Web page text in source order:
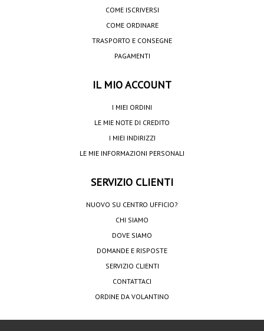
COME ISCRIVERSI
COME ORDINARE
TRASPORTO E CONSEGNE
PAGAMENTI
IL MIO ACCOUNT
I MIEI ORDINI
LE MIE NOTE DI CREDITO
I MIEI INDIRIZZI
LE MIE INFORMAZIONI PERSONALI
SERVIZIO CLIENTI
NUOVO SU CENTRO UFFICIO?
CHI SIAMO
DOVE SIAMO
DOMANDE E RISPOSTE
SERVIZIO CLIENTI
CONTATTACI
ORDINE DA VOLANTINO